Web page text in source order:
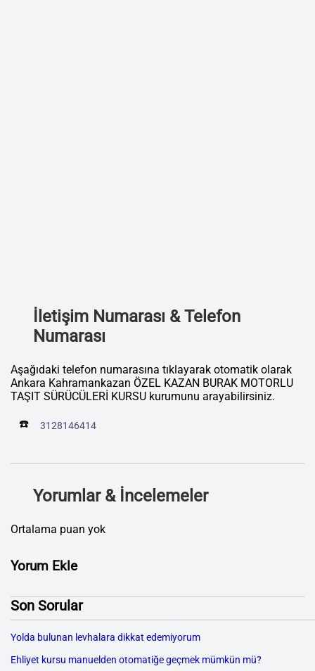
İletişim Numarası & Telefon
Numarası
Aşağıdaki telefon numarasına tıklayarak otomatik olarak
Ankara Kahramankazan ÖZEL KAZAN BURAK MOTORLU
TAŞIT SÜRÜCÜLERİ KURSU kurumunu arayabilirsiniz.
☎️ 3128146414
Yorumlar & İncelemeler
Ortalama puan yok
Yorum Ekle
Son Sorular
Yolda bulunan levhalara dikkat edemiyorum
Ehliyet kursu manuelden otomatiğe geçmek mümkün mü?